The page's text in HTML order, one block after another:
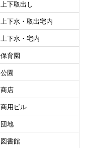
上下取出し
上下水・取出宅内
上下水・宅内
保育園
公園
商店
商用ビル
団地
図書館